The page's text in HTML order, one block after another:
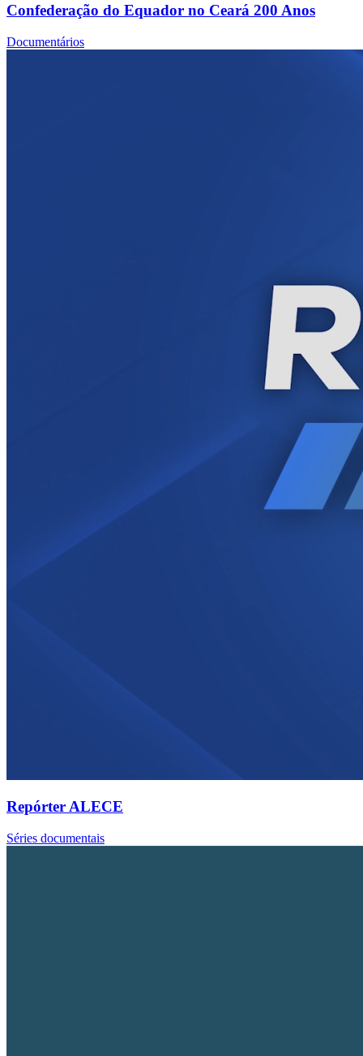
Confederação do Equador no Ceará 200 Anos
Documentários
Repórter ALECE
Séries documentais